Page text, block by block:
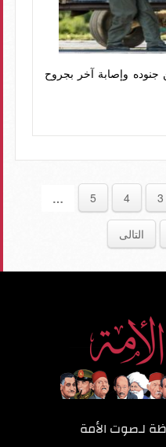
يعلن مقتل 2 من جنوده وإصابة آخر بجروح
3
4
5
…
التالى
لـصوت الأمة